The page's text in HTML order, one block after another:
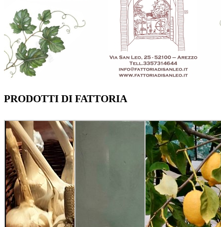
PRODOTTI DI FATTORIA